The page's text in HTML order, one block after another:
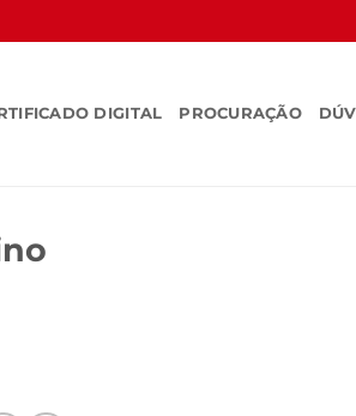
DIGITAL PROCURAÇÃO